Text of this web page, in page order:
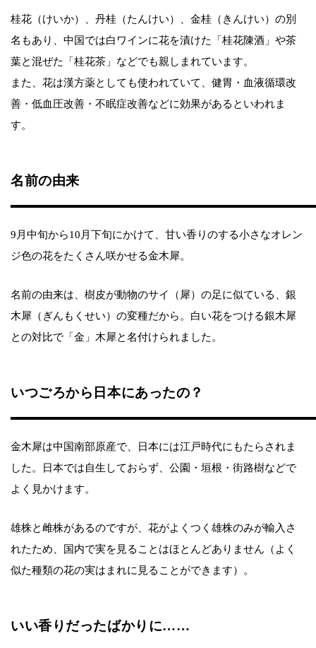
桂花（けいか）、丹桂（たんけい）、金桂（きんけい）の別
名もあり、中国では白ワインに花を漬けた「桂花陳酒」や茶
葉と混ぜた「桂花茶」などでも親しまれています。
また、花は漢方薬としても使われていて、健胃・血液循環改
善・低血圧改善・不眠症改善などに効果があるといわれま
す。
名前の由来
9月中旬から10月下旬にかけて、甘い香りのする小さなオレン
ジ色の花をたくさん咲かせる金木犀。
名前の由来は、樹皮が動物のサイ（犀）の足に似ている、銀
木犀（ぎんもくせい）の変種だから。白い花をつける銀木犀
との対比で「金」木犀と名付けられました。
いつごろから日本にあったの？
金木犀は中国南部原産で、日本には江戸時代にもたらされま
した。日本では自生しておらず、公園・垣根・街路樹などで
よく見かけます。
雄株と雌株があるのですが、花がよくつく雄株のみが輸入さ
れたため、国内で実を見ることはほとんどありません（よく
似た種類の花の実はまれに見ることができます）。
いい香りだったばかりに……